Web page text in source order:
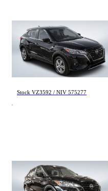
Nissan Kicks
S 2024
22 097 km
20 795 $
Stock VZ3592 / NIV 575277
Nissan Kicks
S 2024